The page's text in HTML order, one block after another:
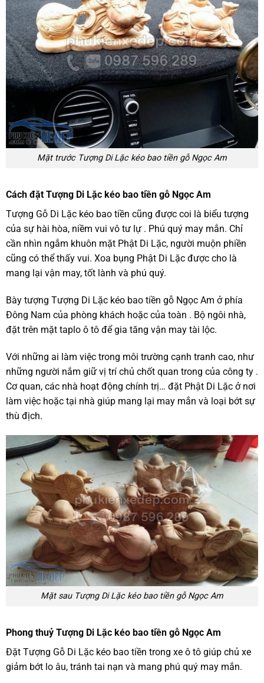
Mặt trước Tượng Di Lặc kéo bao tiền gỗ Ngọc Am
Cách đặt Tượng Di Lặc kéo bao tiền gỗ Ngọc Am
Tượng Gỗ Di Lặc kéo bao tiền cũng được coi là biểu tượng
của sự hài hòa, niềm vui vô tư lự . Phú quý may mắn. Chỉ
cần nhìn ngắm khuôn mặt Phật Di Lặc, người muộn phiền
cũng có thể thấy vui. Xoa bụng Phật Di Lặc được cho là
mang lại vận may, tốt lành và phú quý.
Bày tượng Tượng Di Lặc kéo bao tiền gỗ Ngọc Am ở phía
Đông Nam của phòng khách hoặc của toàn . Bộ ngôi nhà,
đặt trên mặt taplo ô tô để gia tăng vận may tài lộc.
Với những ai làm việc trong môi trường cạnh tranh cao, như
những người nắm giữ vị trí chủ chốt quan trong của công ty .
Cơ quan, các nhà hoạt động chính trị… đặt Phật Di Lặc ở nơi
làm việc hoặc tại nhà giúp mang lại may mắn và loại bớt sự
thù địch.
Mặt sau Tượng Di Lặc kéo bao tiền gỗ Ngọc Am
Phong thuỷ Tượng Di Lặc kéo bao tiền gỗ Ngọc Am
Đặt Tượng Gỗ Di Lặc kéo bao tiền trong xe ô tô giúp chủ xe
giảm bớt lo âu, tránh tai nạn và mang phú quý may mắn.